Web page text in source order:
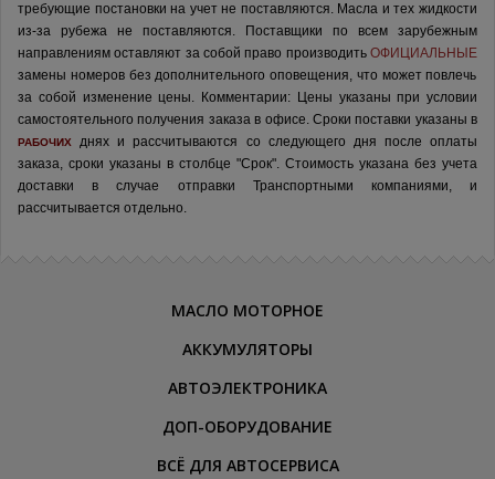
требующие постановки на учет не поставляются. Масла и тех жидкости
из-за рубежа не поставляются.
Поставщики по всем зарубежным
направлениям оставляют за собой право производить ОФИЦИАЛЬНЫЕ
замены номеров без дополнительного оповещения, что может повлечь
за собой изменение цены. Комментарии: Цены указаны при условии
самостоятельного получения заказа в офисе. Сроки поставки указаны в
РАБОЧИХ
днях и рассчитываются со следующего дня после оплаты
заказа, сроки указаны в столбце "Срок". Стоимость указана без учета
доставки в случае отправки Транспортными компаниями, и
рассчитывается отдельно.
МАСЛО МОТОРНОЕ
АККУМУЛЯТОРЫ
АВТОЭЛЕКТРОНИКА
ДОП-ОБОРУДОВАНИЕ
ВСЁ ДЛЯ АВТОСЕРВИСА